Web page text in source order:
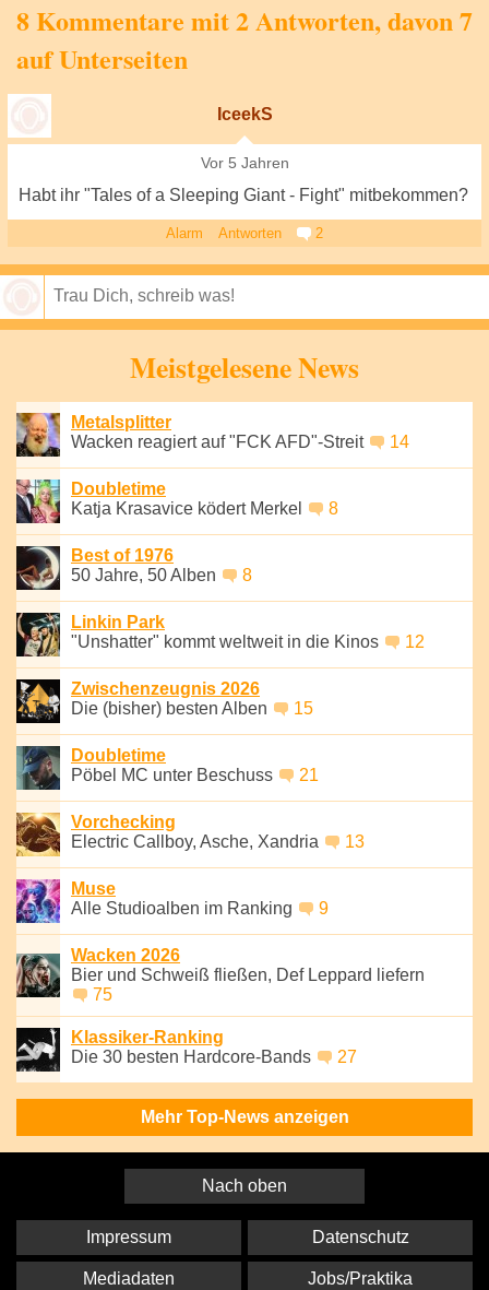
8 Kommentare mit 2 Antworten, davon 7
auf Unterseiten
IceekS
Vor 5 Jahren
Habt ihr "Tales of a Sleeping Giant - Fight" mitbekommen?
Alarm Antworten 2
Meistgelesene News
Metalsplitter
Wacken reagiert auf "FCK AFD"-Streit
14
Doubletime
Katja Krasavice ködert Merkel
8
Best of 1976
50 Jahre, 50 Alben
8
Linkin Park
"Unshatter" kommt weltweit in die Kinos
12
Zwischenzeugnis 2026
Die (bisher) besten Alben
15
Doubletime
Pöbel MC unter Beschuss
21
Vorchecking
Electric Callboy, Asche, Xandria
13
Muse
Alle Studioalben im Ranking
9
Wacken 2026
Bier und Schweiß fließen, Def Leppard liefern
75
Klassiker-Ranking
Die 30 besten Hardcore-Bands
27
Mehr Top-News anzeigen
Nach oben
Impressum Datenschutz
Mediadaten Jobs/Praktika